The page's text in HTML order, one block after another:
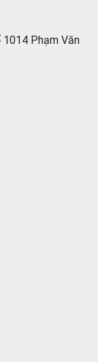
1014 Phạm Văn